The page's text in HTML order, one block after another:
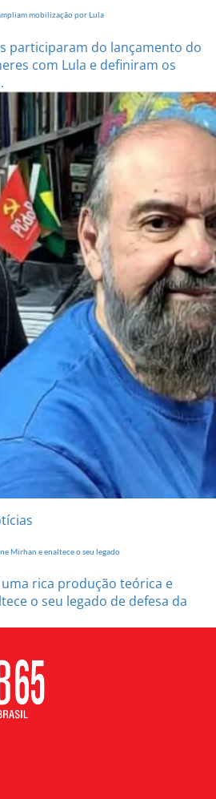
mobilização por Lula
participaram do lançamento do
com Lula e definiram os
Mirhan e enaltece o seu legado
rica produção teórica e
o seu legado de defesa da